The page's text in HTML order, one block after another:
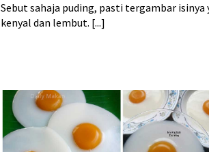
Sebut sahaja puding, pasti tergambar isinya
kenyal dan lembut. [...]